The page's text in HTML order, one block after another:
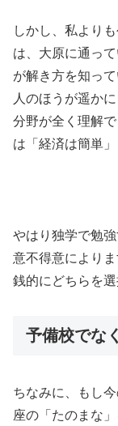
しかし、私より
は、大原に通っ
が解き方を知っ
人のほうが遥か
分野が全く理解
は「経済は簡単
やはり独学で勉
意不得意により
銭的にどちらを
予備校でな
ちなみに、もし
座の「たのまな